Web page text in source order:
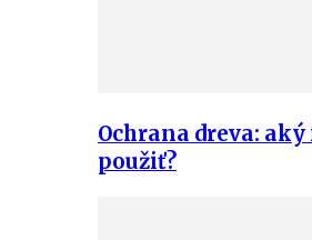
Ochrana dreva:
použiť?